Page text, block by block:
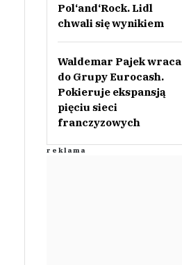
Pol‘and‘Rock. Lidl
chwali się wynikiem
Waldemar Pajek wraca
do Grupy Eurocash.
Pokieruje ekspansją
pięciu sieci
franczyzowych